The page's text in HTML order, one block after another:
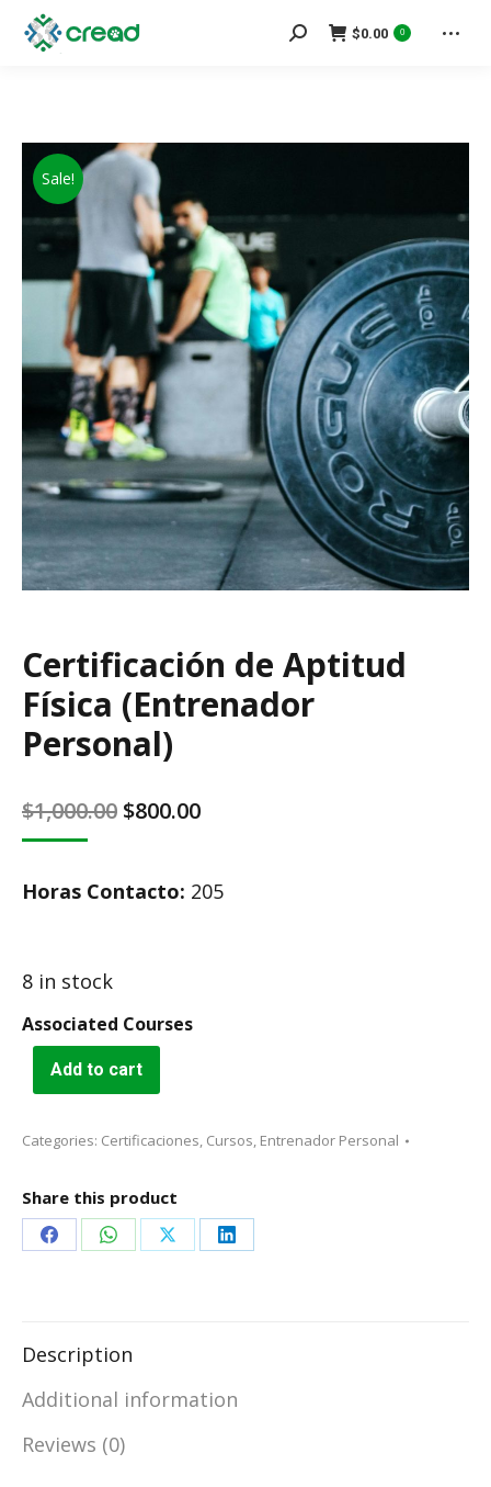
Search:$0.00 0
Sale!
Certificación de Aptitud
Física (Entrenador
Personal)
$1,000.00 Original
$1,000.00.
$800.00Current
$800.00.
Horas Contacto: 205
8 in stock
Associated Courses
Add to cart
Categories: Certificaciones, Cursos, Entrenador Personal
Share this product
Share Share Share Share
Description
Additional information
Reviews (0)